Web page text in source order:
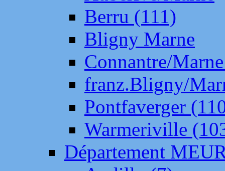
Berru (111)
Bligny Marne
Connantre/
franz.Bligny/
Pontfaverger
Warmeriville
Département